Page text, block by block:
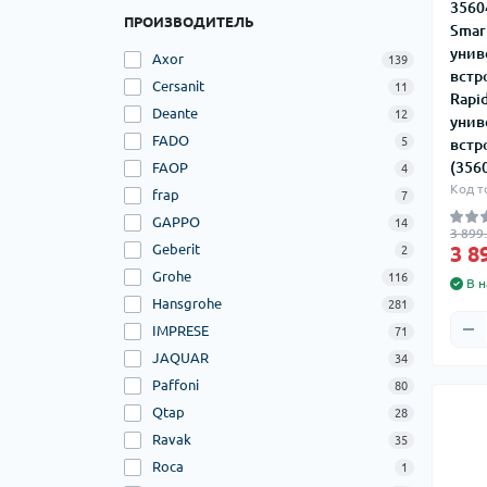
ПРОИЗВОДИТЕЛЬ
Axor 139
Cersanit 11
Deante 12
FADO 5
FAОP 4
frap 7
GAPPO 14
Geberit 2
Grohe 116
Hansgrohe 281
IMPRESE 71
JAQUAR 34
Paffoni 80
Qtap 28
Ravak 35
Roca 1
Код
3
3
В